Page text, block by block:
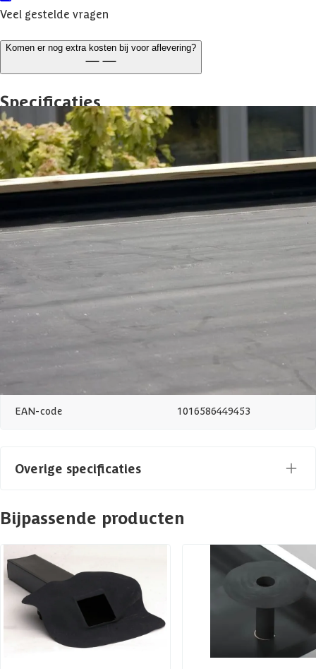
Veel gestelde vragen
Komen er nog extra kosten bij voor aflevering?
Specificaties
Belangrijke specificaties
Merk
Breedte 700 cm
Lengte 500 cm
Levertijd 1-3 werkdagen
EAN-code 1016586449453
Overige specificaties
Bijpassende producten